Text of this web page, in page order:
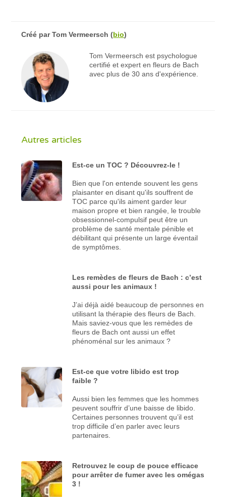
Créé parTom Vermeersch (bio)
Tom Vermeersch est psychologue
certifié et expert en fleurs de Bach
avec plus de 30 ans d'expérience.
Autres articles
Est-ce un TOC ? Découvrez-le !
Bien que l'on entende souvent les gens
plaisanter en disant qu'ils souffrent de
TOC parce qu'ils aiment garder leur
maison propre et bien rangée, le trouble
obsessionnel-compulsif peut être un
problème de santé mentale pénible et
débilitant qui présente un large éventail
de symptômes.
Les remèdes de fleurs de Bach : c’est
aussi pour les animaux !
J’ai déjà aidé beaucoup de personnes en
utilisant la thérapie des fleurs de Bach.
Mais saviez-vous que les remèdes de
fleurs de Bach ont aussi un effet
phénoménal sur les animaux ?
Est-ce que votre libido est trop
faible ?
Aussi bien les femmes que les hommes
peuvent souffrir d’une baisse de libido.
Certaines personnes trouvent qu’il est
trop difficile d’en parler avec leurs
partenaires.
Retrouvez le coup de pouce efficace
pour arrêter de fumer avec les omégas
3 !